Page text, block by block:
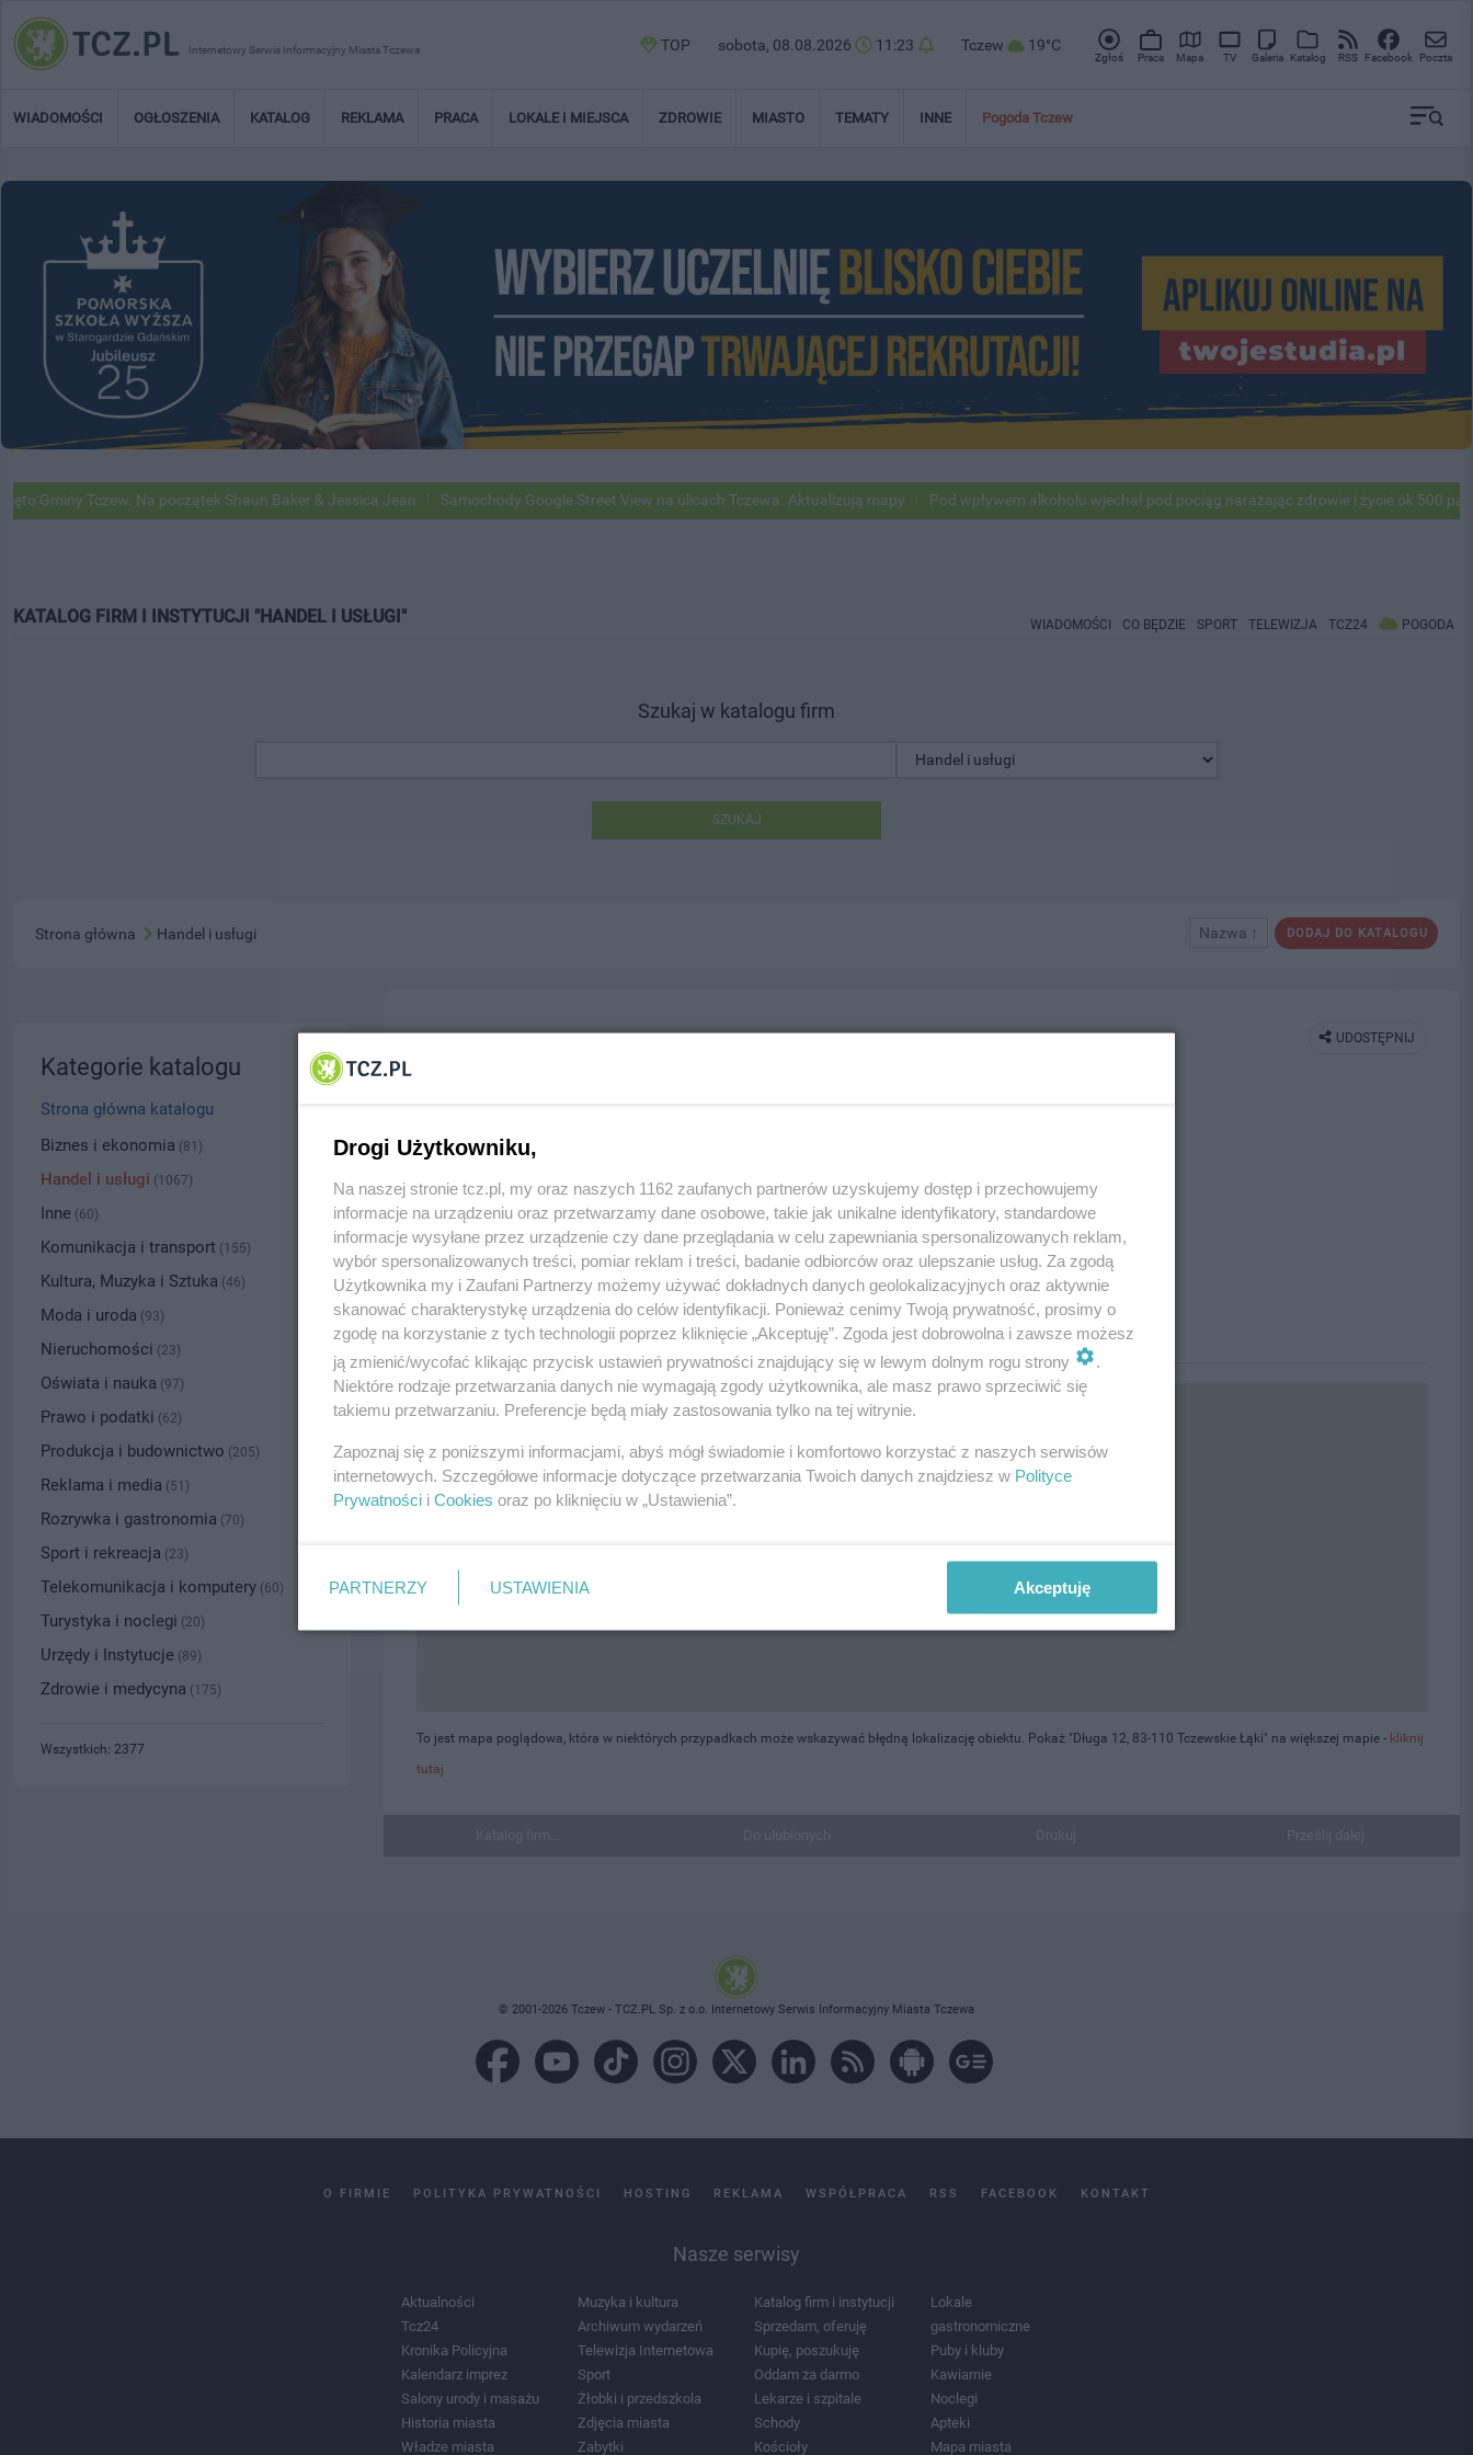
Internetowy Serwis Informacyjny Miasta Tczewa TOP sobota, 08.08.2026 11:23 Tczew 19°C
Zgłoś Praca Mapa TV Galeria Katalog RSS Facebook Poczta
WIADOMOŚCI OGŁOSZENIA KATALOG REKLAMA PRACA LOKALE I MIEJSCA ZDROWIE MIASTO TEMATY INNE Pogoda Tczew
Gminy Tczew. Na początek Shaun Baker & Jessica Jean Samochody Google Street View na ulicach Tczewa. Aktualizują mapy Pod wpływem alkoholu wjechał pod pociąg narażając zdrowie i życie ok 500
KATALOG FIRM I INSTYTUCJI "HANDEL I USŁUGI" WIADOMOŚCI CO BĘDZIE SPORT TELEWIZJA TCZ24 POGODA
Szukaj w katalogu firm
SZUKAJ
DODAJ DO KATALOGU
Nazwa ↑
Strona główna Handel i usługi
UDOSTĘPNIJ
603270225
Kategoria: Handel i usługi
Numer wpisu 2659, wyświetleń: 1356
PRZYBLIŻONA LOKALIZACJA NA MAPIE
To jest mapa poglądowa, która w niektórych przypadkach może wskazywać błędną lokalizację obiektu. Pokaż "Długa 12, 83-110 Tczewskie Łąki" na większej mapie - kliknij
tutaj
Kategorie katalogu
Strona główna katalogu
Biznes i ekonomia (81)
Handel i usługi (1067)
Inne (60)
Komunikacja i transport (155)
Kultura, Muzyka i Sztuka (46)
Moda i uroda (93)
Nieruchomości (23)
Oświata i nauka (97)
Prawo i podatki (62)
Produkcja i budownictwo (205)
Reklama i media (51)
Rozrywka i gastronomia (70)
Sport i rekreacja (23)
Telekomunikacja i komputery (60)
Turystyka i noclegi (20)
Urzędy i Instytucje (89)
Zdrowie i medycyna (175)
Wszystkich: 2377
© 2001-2026 Tczew - TCZ.PL Sp. z o.o. Internetowy Serwis Informacyjny Miasta Tczewa
O FIRMIE POLITYKA PRYWATNOŚCI HOSTING REKLAMA WSPÓŁPRACA RSS FACEBOOK KONTAKT
Nasze serwisy
Aktualności
Tcz24
Kronika Policyjna
Kalendarz imprez
Salony urody i masażu
Historia miasta
Władze miasta
Muzyka i kultura
Archiwum wydarzeń
Telewizja Internetowa
Sport
Żłobki i przedszkola
Zdjęcia miasta
Zabytki
Katalog firm i instytucji
Sprzedam, oferuję
Kupię, poszukuję
Oddam za darmo
Lekarze i szpitale
Schody
Kościoły
Lokale
gastronomiczne
Puby i kluby
Kawiarnie
Noclegi
Apteki
Mapa miasta
Drogi Użytkowniku,
Na naszej stronie tcz.pl, my oraz naszych 1162 zaufanych partnerów uzyskujemy dostęp i przechowujemy
informacje na urządzeniu oraz przetwarzamy dane osobowe, takie jak unikalne identyfikatory, standardowe
informacje wysyłane przez urządzenie czy dane przeglądania w celu zapewniania spersonalizowanych reklam,
wybór spersonalizowanych treści, pomiar reklam i treści, badanie odbiorców oraz ulepszanie usług. Za zgodą
Użytkownika my i Zaufani Partnerzy możemy używać dokładnych danych geolokalizacyjnych oraz aktywnie
skanować charakterystykę urządzenia do celów identyfikacji. Ponieważ cenimy Twoją prywatność, prosimy o
zgodę na korzystanie z tych technologii poprzez kliknięcie „Akceptuję”. Zgoda jest dobrowolna i zawsze możesz
ją zmienić/wycofać klikając przycisk ustawień prywatności znajdujący się w lewym dolnym rogu strony
.
Niektóre rodzaje przetwarzania danych nie wymagają zgody użytkownika, ale masz prawo sprzeciwić się
takiemu przetwarzaniu. Preferencje będą miały zastosowania tylko na tej witrynie.
Zapoznaj się z poniższymi informacjami, abyś mógł świadomie i komfortowo korzystać z naszych serwisów
internetowych. Szczegółowe informacje dotyczące przetwarzania Twoich danych znajdziesz w Polityce
Prywatności i Cookies oraz po kliknięciu w „Ustawienia”.
PARTNERZY USTAWIENIA Akceptuję